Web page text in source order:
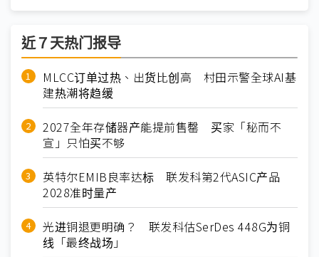
近７天热门报导
MLCC订单过热、出货比创高 村田示警全球AI基
建热潮将趋缓
2027全年存储器产能提前售罄 买家「秘而不
宣」只怕买不够
英特尔EMIB良率达标 联发科第2代ASIC产品
2028准时量产
光进铜退更明确？ 联发科估SerDes 448G为铜
线「最终战场」